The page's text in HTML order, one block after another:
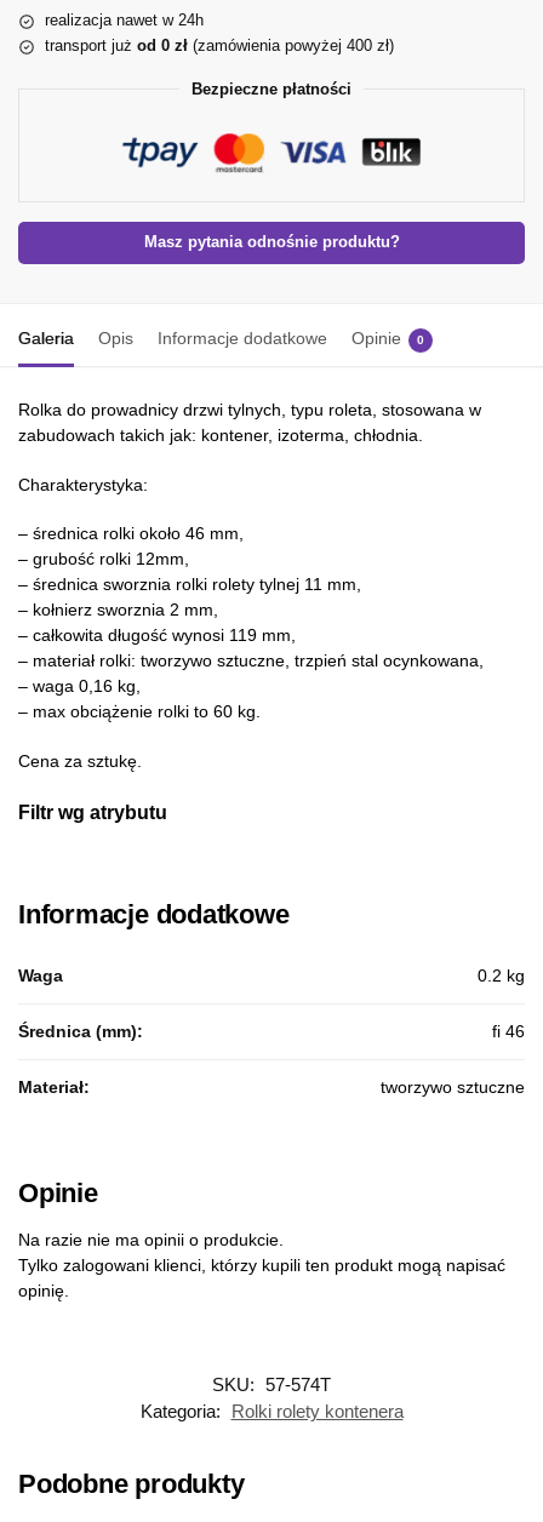
realizacja nawet w 24h
transport już od 0 zł (zamówienia powyżej 400 zł)
Bezpieczne płatności
Masz pytania odnośnie produktu?
Galeria Opis Informacje dodatkowe Opinie 0
Rolka do prowadnicy drzwi tylnych, typu roleta, stosowana w
zabudowach takich jak: kontener, izoterma, chłodnia.
Charakterystyka:
– średnica rolki około 46 mm,
– grubość rolki 12mm,
– średnica sworznia rolki rolety tylnej 11 mm,
– kołnierz sworznia 2 mm,
– całkowita długość wynosi 119 mm,
– materiał rolki: tworzywo sztuczne, trzpień stal ocynkowana,
– waga 0,16 kg,
– max obciążenie rolki to 60 kg.
Cena za sztukę.
Filtr wg atrybutu
Informacje dodatkowe
Waga 0.2 kg
Średnica (mm): fi 46
Materiał: tworzywo sztuczne
Opinie
Na razie nie ma opinii o produkcie.
Tylko zalogowani klienci, którzy kupili ten produkt mogą napisać
opinię.
SKU: 57-574T
Kategoria:
Rolki rolety kontenera
Podobne produkty